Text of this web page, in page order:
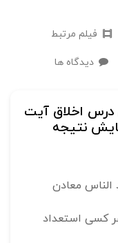
فیلم مرتبط
دیدگاه ها
اخلاق آیت
نتیجه
الناس معادن
کسی استعداد